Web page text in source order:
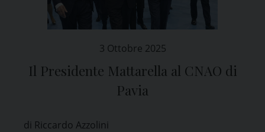
3 Ottobre 2025
Il Presidente Mattarella al CNAO di
Pavia
di Riccardo Azzolini